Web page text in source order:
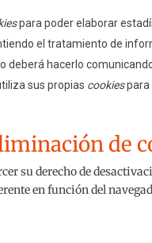
para poder elaborar
el tratamiento de
deberá hacerlo
sus propias cookiespara
de
su derecho de
en función del